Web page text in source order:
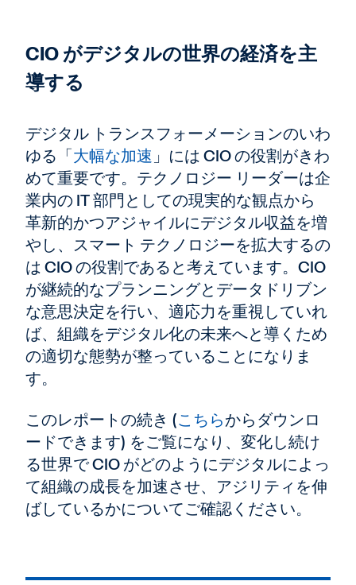
CIO がデジタルの世界の経済を主
導する
デジタル トランスフォーメーションのいわ
ゆる「大幅な加速 」には CIO の役割がきわ
めて重要です。テクノロジー リーダーは企
業内の IT 部門としての現実的な観点から
革新的かつアジャイルにデジタル収益を増
やし、スマート テクノロジーを拡大するの
は CIO の役割であると考えています。CIO
が継続的なプランニングとデータドリブン
な意思決定を行い、適応力を重視していれ
ば、組織をデジタル化の未来へと導くため
の適切な態勢が整っていることになりま
す。
このレポートの続き (こちらからダウンロ
ードできます) をご覧になり、変化し続け
る世界で CIO がどのようにデジタルによっ
て組織の成長を加速させ、アジリティを伸
ばしているかについてご確認ください。